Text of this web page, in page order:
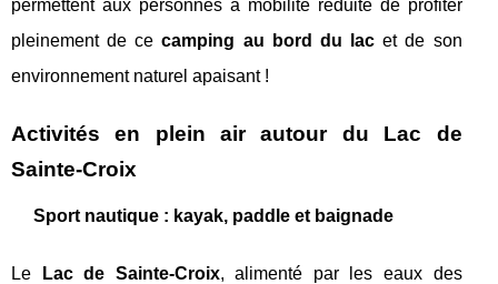
permettent aux personnes à mobilité réduite de profiter
pleinement de cecamping au bord du lac et de son
environnement naturel apaisant !
Activités en plein air autour du Lac de
Sainte-Croix
Sport nautique : kayak, paddle et baignade
Le Lac de Sainte-Croix, alimenté par les eaux des